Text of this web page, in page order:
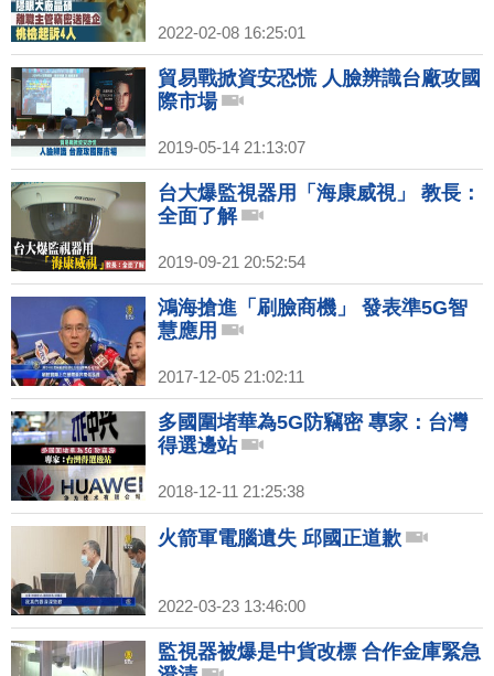
2022-02-08 16:25:01
貿易戰掀資安恐慌 人臉辨識台廠攻國
際市場
2019-05-14 21:13:07
台大爆監視器用「海康威視」 教長：
全面了解
2019-09-21 20:52:54
鴻海搶進「刷臉商機」 發表準5G智
慧應用
2017-12-05 21:02:11
多國圍堵華為5G防竊密 專家：台灣
得選邊站
2018-12-11 21:25:38
火箭軍電腦遺失 邱國正道歉
2022-03-23 13:46:00
監視器被爆是中貨改標 合作金庫緊急